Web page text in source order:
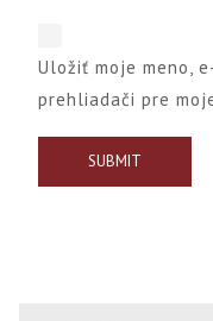
Uložiť moje meno,
prehliadači pre